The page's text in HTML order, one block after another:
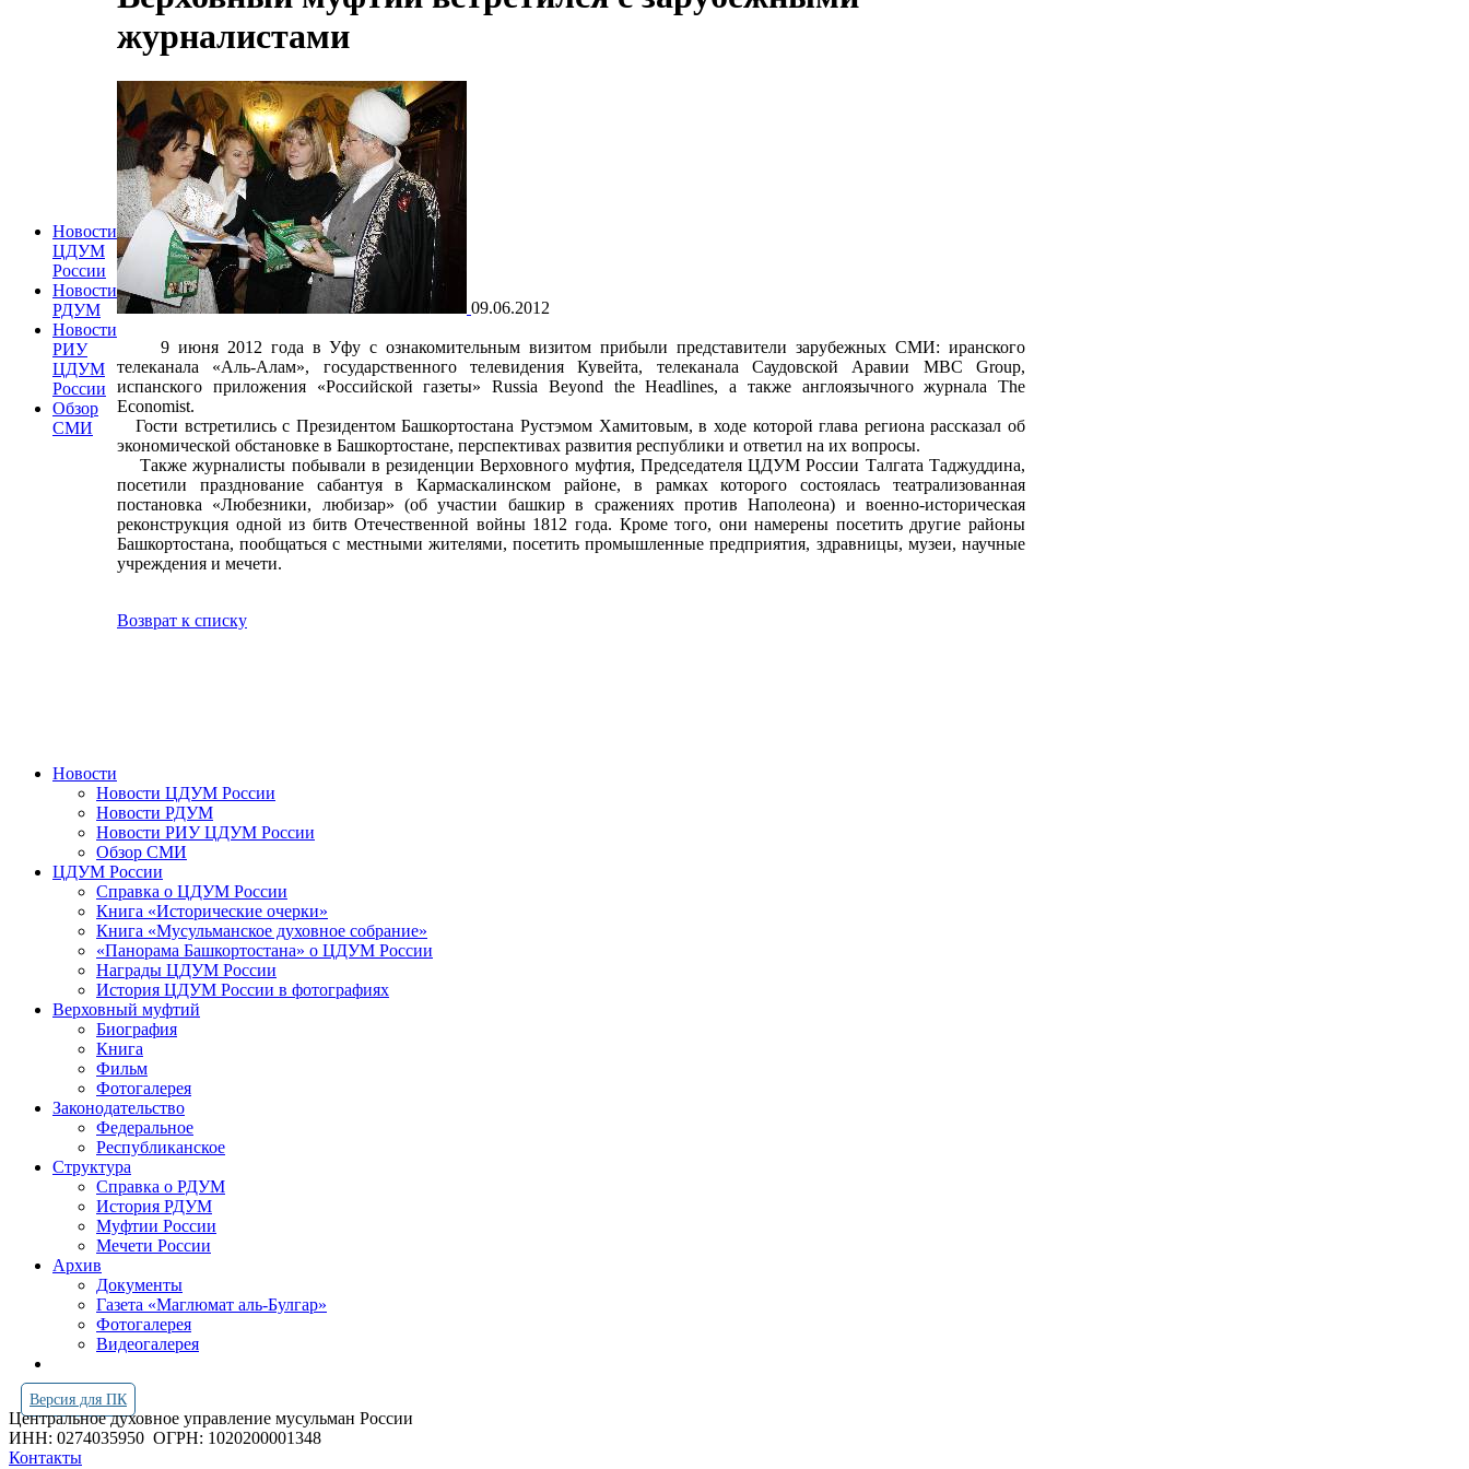
Новости
ЦДУМ
России
Новости
РДУМ
Новости
РИУ
ЦДУМ
России
Обзор
СМИ
журналистами
09.06.2012
9 июня 2012 года в Уфу с ознакомительным визитом прибыли представители зарубежных СМИ: иранского
телеканала «Аль-Алам», государственного телевидения Кувейта, телеканала Саудовской Аравии MBC Group,
испанского приложения «Российской газеты» Russia Beyond the Headlines, а также англоязычного журнала The
Economist.
Гости встретились с Президентом Башкортостана Рустэмом Хамитовым, в ходе которой глава региона рассказал об
экономической обстановке в Башкортостане, перспективах развития республики и ответил на их вопросы.
Также журналисты побывали в резиденции Верховного муфтия, Председателя ЦДУМ России Талгата Таджуддина,
посетили празднование сабантуя в Кармаскалинском районе, в рамках которого состоялась театрализованная
постановка «Любезники, любизар» (об участии башкир в сражениях против Наполеона) и военно-историческая
реконструкция одной из битв Отечественной войны 1812 года. Кроме того, они намерены посетить другие районы
Башкортостана, пообщаться с местными жителями, посетить промышленные предприятия, здравницы, музеи, научные
учреждения и мечети.
Возврат к списку
Новости
Новости ЦДУМ России
Новости РДУМ
Новости РИУ ЦДУМ России
Обзор СМИ
ЦДУМ России
Справка о ЦДУМ России
Книга «Исторические очерки»
Книга «Мусульманское духовное собрание»
«Панорама Башкортостана» о ЦДУМ России
Награды ЦДУМ России
История ЦДУМ России в фотографиях
Верховный муфтий
Биография
Книга
Фильм
Фотогалерея
Законодательство
Федеральное
Республиканское
Структура
Справка о РДУМ
История РДУМ
Муфтии России
Мечети России
Архив
Документы
Газета «Маглюмат аль-Булгар»
Фотогалерея
Видеогалерея
Версия для ПК
Центральное духовное управление мусульман России
ИНН: 0274035950 ОГРН: 1020200001348
Контакты